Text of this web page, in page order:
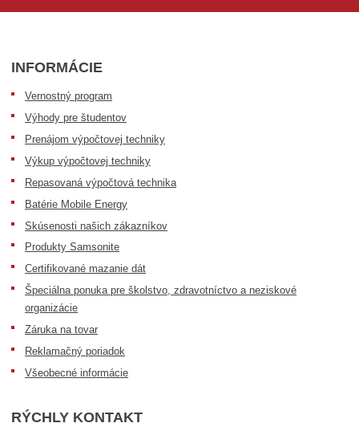
INFORMÁCIE
Vernostný program
Výhody pre študentov
Prenájom výpočtovej techniky
Výkup výpočtovej techniky
Repasovaná výpočtová technika
Batérie Mobile Energy
Skúsenosti našich zákazníkov
Produkty Samsonite
Certifikované mazanie dát
Špeciálna ponuka pre školstvo, zdravotníctvo a neziskové
organizácie
Záruka na tovar
Reklamačný poriadok
Všeobecné informácie
RÝCHLY KONTAKT